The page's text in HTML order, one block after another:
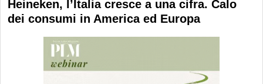
Heineken, l’Italia cresce a una cifra. Calo
dei consumi in America ed Europa